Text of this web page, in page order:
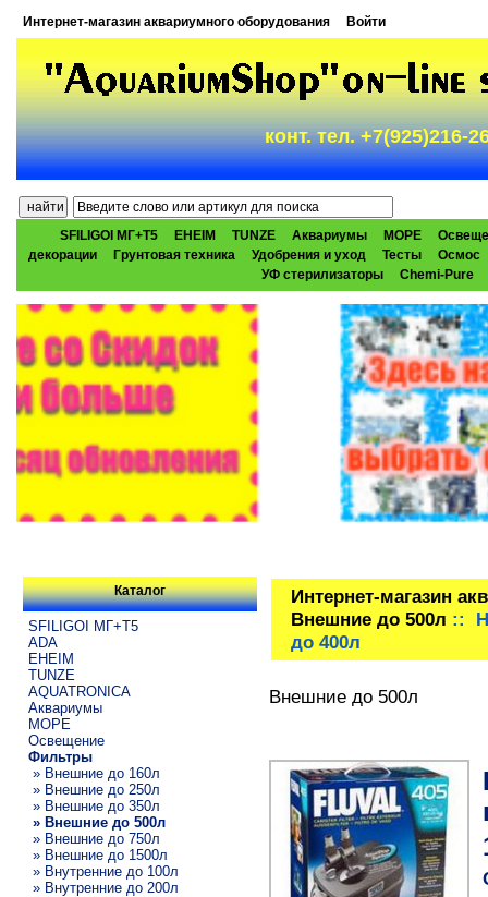
Интернет-магазин аквариумного оборудования Войти
конт. тел. +7(925)216-
SFILIGOI МГ+Т5 EHEIM TUNZE Аквариумы МОРЕ
декорации
Грунтовая техника Удобрения и уход Тесты
Осмос
УФ стерилизаторы
Chemi-Pure
Каталог
SFILIGOI МГ+Т5
ADA
EHEIM
TUNZE
AQUATRONICA
Аквариумы
МОРЕ
Освещение
Фильтры
» Внешние до 160л
» Внешние до 250л
» Внешние до 350л
» Внешние до 500л
» Внешние до 750л
» Внешние до 1500л
» Внутренние до 100л
» Внутренние до 200л
Интернет-магазин
Внешние до 500л ::
до 400л
Внешние до 500л